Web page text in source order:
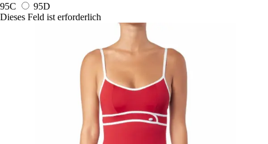
95C
95D
Dieses Feld ist erforderlich